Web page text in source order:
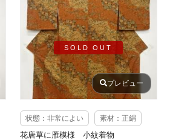
SOLD OUT
プレビュー
状態：非常によい 素材：正絹
花唐草に雁模様 小紋着物